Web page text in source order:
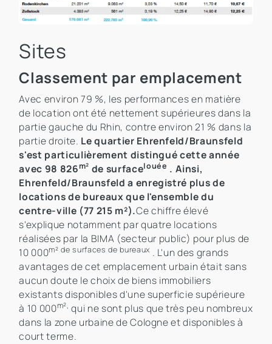
Sites
Classement par emplacement
Avec environ 79 %, les performances en matière
de location ont été nettement supérieures dans la
partie gauche du Rhin, contre environ 21 % dans la
partie droite. Le quartier Ehrenfeld/Braunsfeld
s'est particulièrement distingué cette année
avec 98 826m² de surfacelouée . Ainsi,
Ehrenfeld/Braunsfeld a enregistré plus de
locations de bureaux que l'ensemble du
centre-ville (77 215 m²).Ce chiffre élevé
s'explique notamment par quatre locations
réalisées par la BIMA (secteur public) pour plus de
10 000m² de surfaces de bureaux . L'un des grands
avantages de cet emplacement urbain était sans
aucun doute le choix de biens immobiliers
existants disponibles d'une superficie supérieure
à 10 000m², qui ne sont plus que très peu nombreux
dans la zone urbaine de Cologne et disponibles à
court terme.